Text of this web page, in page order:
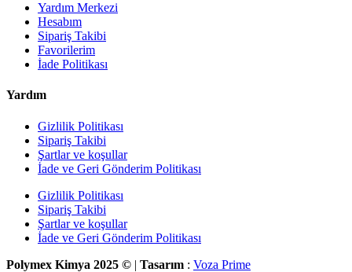
Yardım Merkezi
Hesabım
Sipariş Takibi
Favorilerim
İade Politikası
Yardım
Gizlilik Politikası
Sipariş Takibi
Şartlar ve koşullar
İade ve Geri Gönderim Politikası
Gizlilik Politikası
Sipariş Takibi
Şartlar ve koşullar
İade ve Geri Gönderim Politikası
Polymex Kimya 2025 © | Tasarım : Voza Prime